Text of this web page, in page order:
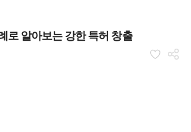
로 알아보는 강한 특허 창출